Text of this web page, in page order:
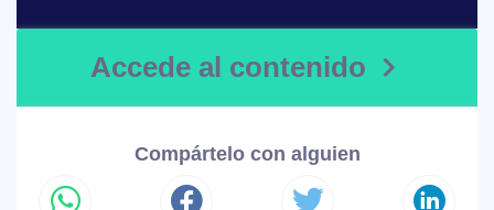
Accede al contenido
Compártelo con alguien